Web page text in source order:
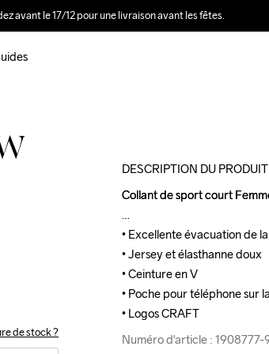
avant le 17/12 pour une livraison avant les fêtes.
de stock ?
DESCRIPTION DU PRODUIT
Collant de sport court
• Excellente évacuation de
• Jersey et élasthanne doux
• Ceinture en V
• Poche pour téléphone sur
• Logos CRAFT
Numéro d'article :
Collant de sport court
• Excellente évacuation de
• Jersey et élasthanne doux
• Ceinture en V
• Poche pour téléphone sur
• Logos CRAFT
Numéro d'article :